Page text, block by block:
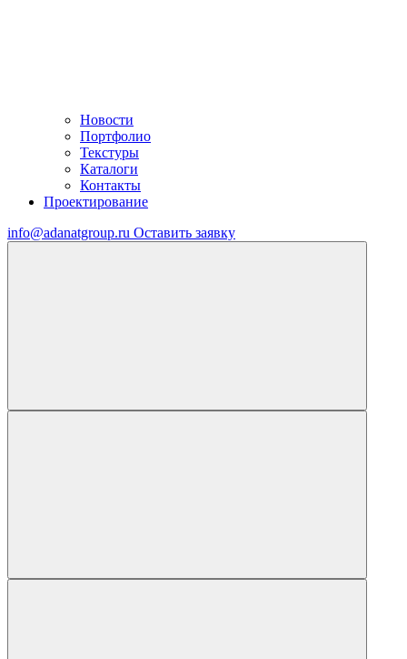
Новости
Портфолио
Текстуры
Каталоги
Контакты
Проектирование
info@adanatgroup.ru Оставить заявку